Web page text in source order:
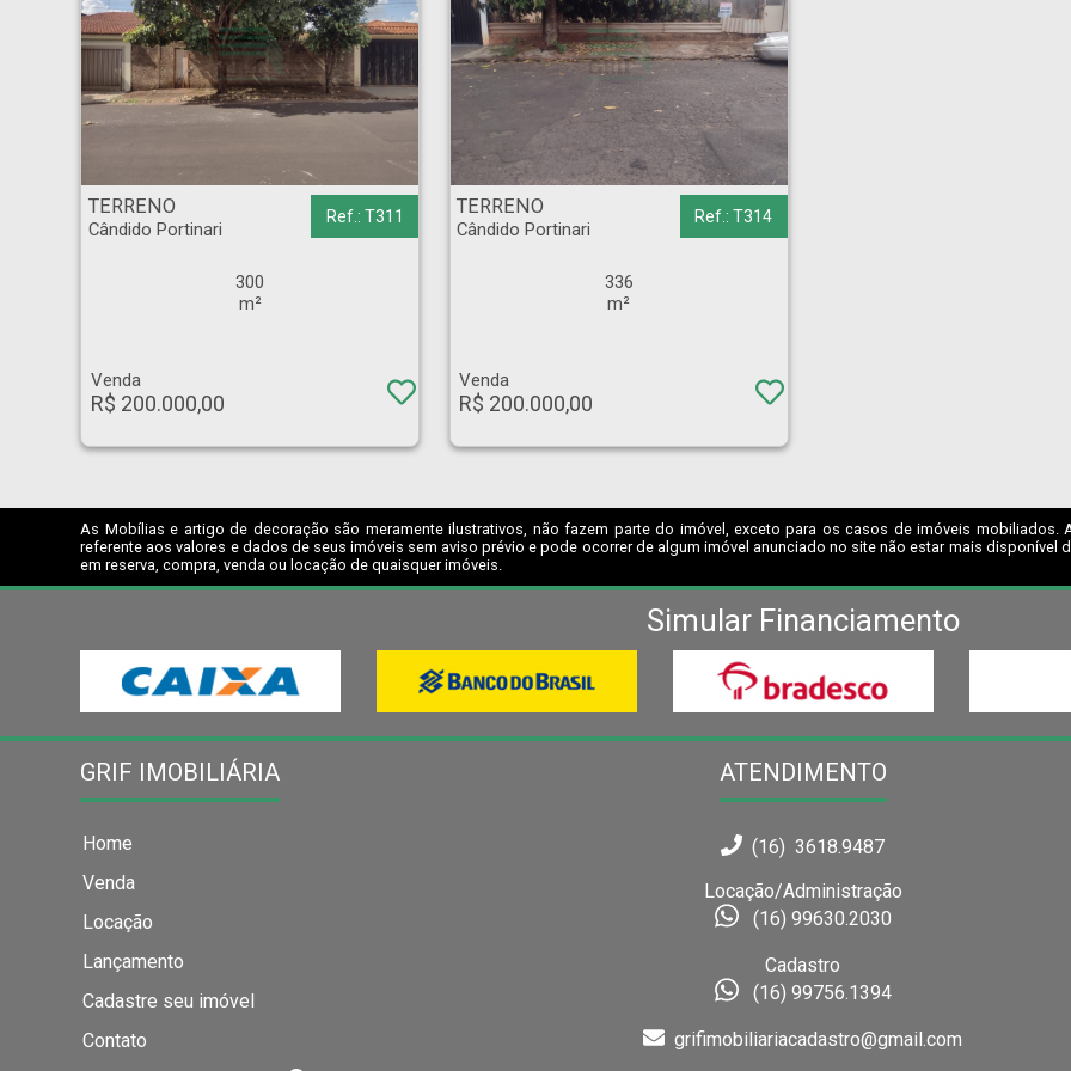
TERRENO - Cândido Portinari - Ribeirão Preto
TERRENO
Cândido Portinari
Ref.: T311
300
m²
Venda
R$ 200.000,00
TERRENO - Cândido Portinari - Ribeirão Preto
TERRENO
Cândido Portinari
Ref.: T314
336
m²
Venda
R$ 200.000,00
As Mobílias e artigo de decoração são meramente ilustrativos, não fazem parte do imóvel, exceto para os casos de imóveis mobiliados.
referente aos valores e dados de seus imóveis sem aviso prévio e pode ocorrer de algum imóvel anunciado no site não estar mais
em reserva, compra, venda ou locação de quaisquer imóveis.
Simular Financiamento
GRIF IMOBILIÁRIA
Home
Venda
Locação
Lançamento
Cadastre seu imóvel
Contato
ATENDIMENTO
(16) 3618.9487
Locação/Administração
(16) 99630.2030
Cadastro
(16) 99756.1394
grifimobiliariacadastro@gmail.com